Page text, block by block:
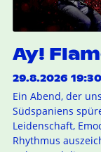
Ay!
29.8.2026
Ein Abend, der
Südspaniens
Leidenschaft,
Rhythmus